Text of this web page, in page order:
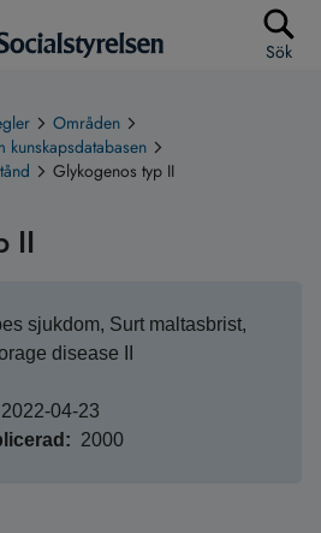
Sök
Områden
kunskapsdatabasen
Glykogenos typ II
II
sjukdom, Surt maltasbrist,
disease II
2022-04-23
2000